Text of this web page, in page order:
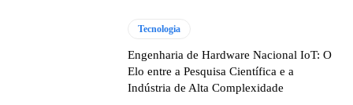
Tecnologia
Engenharia de Hardware Nacional IoT: O
Elo entre a Pesquisa Científica e a
Indústria de Alta Complexidade